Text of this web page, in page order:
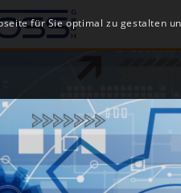
für Sie optimal zu gestalten